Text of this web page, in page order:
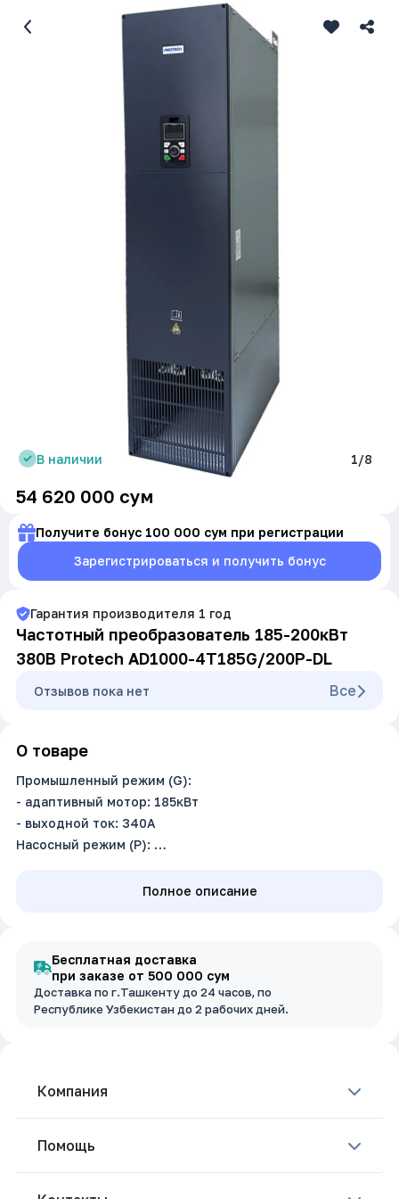
В наличии 1/8
54 620 000 сум
Получите бонус 100 000 сум при регистрации
Зарегистрироваться и получить бонус
Гарантия производителя 1 год
Частотный преобразователь 185-200кВт
380В Protech AD1000-4T185G/200P-DL
Oтзывов пока нет Все
О товаре
Промышленный режим (G):
- адаптивный мотор: 185кВт
- выходной ток: 340А
Насосный режим (P):
- выходной ток: 380АПолное описание
Бесплатная доставка
при заказе от 500 000 сум
Доставка по г.Ташкенту до 24 часов, по
Республике Узбекистан до 2 рабочих дней.
Компания
Помощь